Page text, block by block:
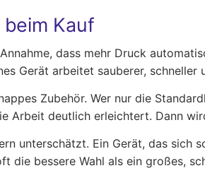
beim Kauf
dass mehr Druck
Gerät arbeitet sauberer,
Zubehör. Wer nur die
Arbeit deutlich erleichtert. Dann
unterschätzt. Ein Gerät, das sich
die bessere Wahl als ein großes,